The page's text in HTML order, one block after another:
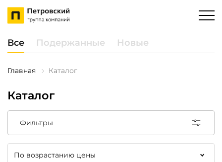
Все Подержанные Новые
Главная Каталог
Каталог
Фильтры